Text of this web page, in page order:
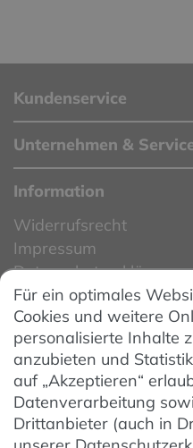
Kundenservice
Unternehmen &
Information
Widerrufsrecht
Impressum
Datenschutzerklärung
AGB
Barrierefreiheit
Hinweise zur
Entsorgung von
Für ein optimales
Cookies und weitere
personalisierte Inhalte
anzubieten und
auf „Akzeptieren“
Datenverarbeitung
Drittanbieter (auch in